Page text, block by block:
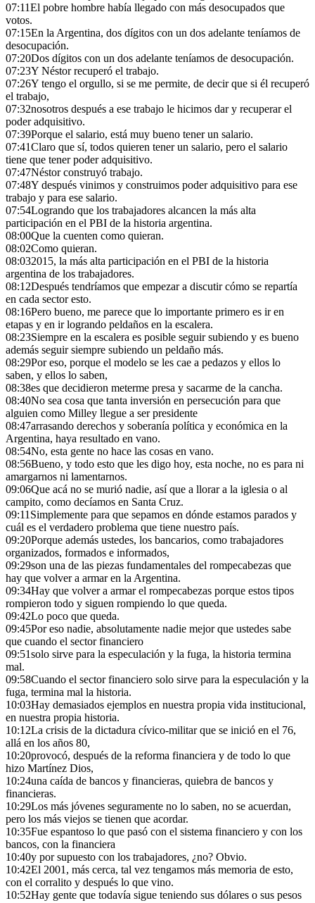
07:11El pobre hombre había llegado con más desocupados que
votos.
07:15En la Argentina, dos dígitos con un dos adelante teníamos de
desocupación.
07:20Dos dígitos con un dos adelante teníamos de desocupación.
07:23Y Néstor recuperó el trabajo.
07:26Y tengo el orgullo, si se me permite, de decir que si él recuperó
el trabajo,
07:32nosotros después a ese trabajo le hicimos dar y recuperar el
poder adquisitivo.
07:39Porque el salario, está muy bueno tener un salario.
07:41Claro que sí, todos quieren tener un salario, pero el salario
tiene que tener poder adquisitivo.
07:47Néstor construyó trabajo.
07:48Y después vinimos y construimos poder adquisitivo para ese
trabajo y para ese salario.
07:54Logrando que los trabajadores alcancen la más alta
participación en el PBI de la historia argentina.
08:00Que la cuenten como quieran.
08:02Como quieran.
08:032015, la más alta participación en el PBI de la historia
argentina de los trabajadores.
08:12Después tendríamos que empezar a discutir cómo se repartía
en cada sector esto.
08:16Pero bueno, me parece que lo importante primero es ir en
etapas y en ir logrando peldaños en la escalera.
08:23Siempre en la escalera es posible seguir subiendo y es bueno
además seguir siempre subiendo un peldaño más.
08:29Por eso, porque el modelo se les cae a pedazos y ellos lo
saben, y ellos lo saben,
08:38es que decidieron meterme presa y sacarme de la cancha.
08:40No sea cosa que tanta inversión en persecución para que
alguien como Milley llegue a ser presidente
08:47arrasando derechos y soberanía política y económica en la
Argentina, haya resultado en vano.
08:54No, esta gente no hace las cosas en vano.
08:56Bueno, y todo esto que les digo hoy, esta noche, no es para ni
amargarnos ni lamentarnos.
09:06Que acá no se murió nadie, así que a llorar a la iglesia o al
campito, como decíamos en Santa Cruz.
09:11Simplemente para que sepamos en dónde estamos parados y
cuál es el verdadero problema que tiene nuestro país.
09:20Porque además ustedes, los bancarios, como trabajadores
organizados, formados e informados,
09:29son una de las piezas fundamentales del rompecabezas que
hay que volver a armar en la Argentina.
09:34Hay que volver a armar el rompecabezas porque estos tipos
rompieron todo y siguen rompiendo lo que queda.
09:42Lo poco que queda.
09:45Por eso nadie, absolutamente nadie mejor que ustedes sabe
que cuando el sector financiero
09:51solo sirve para la especulación y la fuga, la historia termina
mal.
09:58Cuando el sector financiero solo sirve para la especulación y la
fuga, termina mal la historia.
10:03Hay demasiados ejemplos en nuestra propia vida institucional,
en nuestra propia historia.
10:12La crisis de la dictadura cívico-militar que se inició en el 76,
allá en los años 80,
10:20provocó, después de la reforma financiera y de todo lo que
hizo Martínez Dios,
10:24una caída de bancos y financieras, quiebra de bancos y
financieras.
10:29Los más jóvenes seguramente no lo saben, no se acuerdan,
pero los más viejos se tienen que acordar.
10:35Fue espantoso lo que pasó con el sistema financiero y con los
bancos, con la financiera
10:40y por supuesto con los trabajadores, ¿no? Obvio.
10:42El 2001, más cerca, tal vez tengamos más memoria de esto,
con el corralito y después lo que vino.
10:52Hay gente que todavía sigue teniendo sus dólares o sus pesos